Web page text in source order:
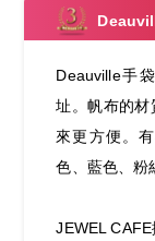
Deauville手
址。帆布的材
來更方便。
色、藍色、粉
JEWEL